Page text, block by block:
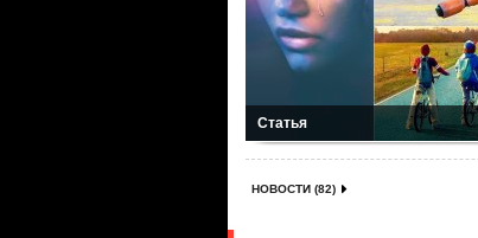
Статья
НОВОСТИ (82)